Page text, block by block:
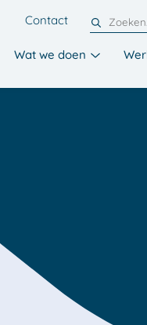
Contact
Wat we doen